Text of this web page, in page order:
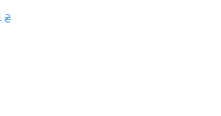
₴